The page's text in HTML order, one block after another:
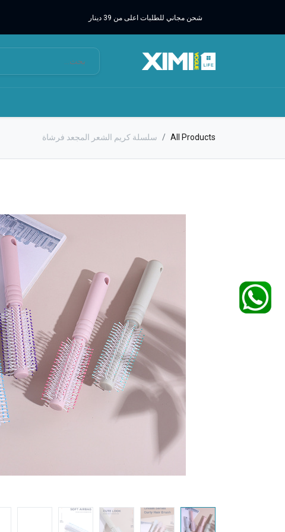
شحن مجاني للطلبات اعلى من 39 دينار
All Products سلسلة كريم الشعر المجعد فرشاة